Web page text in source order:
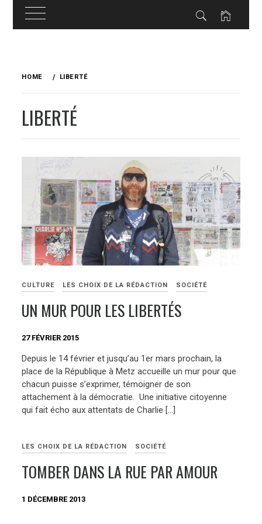
HOME LIBERTÉ
LIBERTÉ
CULTURE LES CHOIX DE LA RÉDACTION SOCIÉTÉ
UN MUR POUR LES LIBERTÉS
27 FÉVRIER 2015
Depuis le 14 février et jusqu’au 1er mars prochain, la
place de la République à Metz accueille un mur pour que
chacun puisse s’exprimer, témoigner de son
attachement à la démocratie. Une initiative citoyenne
qui fait écho aux attentats de Charlie […]
LES CHOIX DE LA RÉDACTION SOCIÉTÉ
TOMBER DANS LA RUE PAR AMOUR
1 DÉCEMBRE 2013